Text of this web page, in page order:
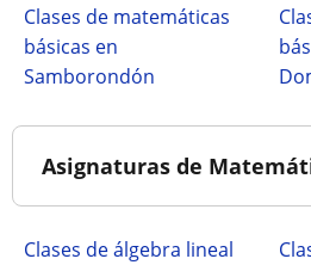
Clases de matemáticas
básicas en
Samborondón
Asignaturas de
Clases de álgebra lineal